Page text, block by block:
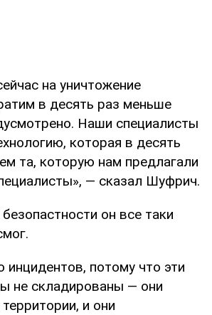
на уничтожение
в десять раз меньше
Наши специалисты
которая в десять
та, которую нам предлагали
— сказал Шуфрич.
он все таки
инцидентов, потому что эти
не складированы — они
и они